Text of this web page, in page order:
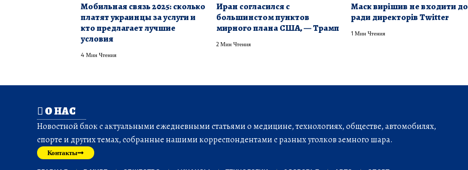
Мобильная связь 2025: сколько
платят украинцы за услуги и
кто предлагает лучшие
условия
4 Мин Чтения
Иран согласился с
большинстом пунктов
мирного плана США, — Трамп
2 Мин Чтения
Маск вирішив не входити до
ради директорів Twitter
1 Мин Чтения
О НАС
Новостной блок с актуальными ежедневными статьями о медицине, технологиях, обществе, автомобилях,
спорте и других темах, собранные нашими корреспондентами с разных уголков земного шара.
Контакты